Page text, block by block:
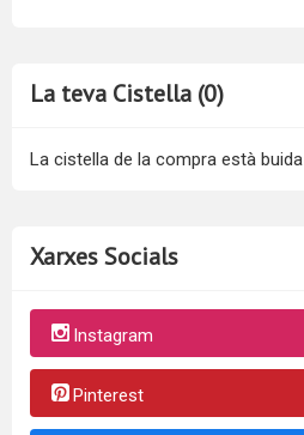
La teva Cistella (0)
La cistella de la compra està buida
Xarxes Socials
Instagram
Pinterest